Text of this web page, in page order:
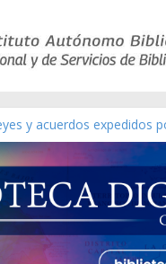
y acuerdos expedidos
gráfico]
[material gráfico]
la República de
de obras de Modesta